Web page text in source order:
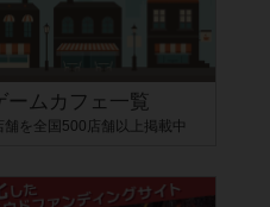
ームカフェ一覧
舗を全国500店舗以上掲載中